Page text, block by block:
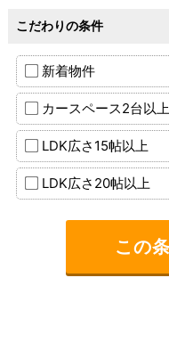
こだわりの条件
新着物件
カースペース2台以上
LDK広さ15帖以上
LDK広さ20帖以上